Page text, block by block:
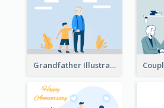
Grandfather Illustration